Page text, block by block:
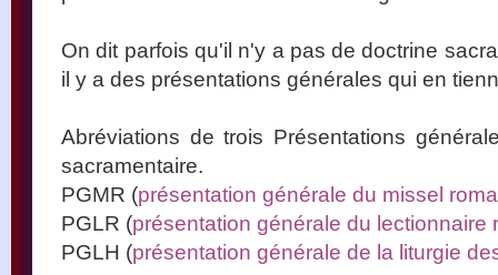
On dit parfois qu'il n'y a pas de doctrine
il y a des présentations générales qui en
Abréviations de trois Présentations
sacramentaire.
PGMR (présentation générale du missel
PGLR (présentation générale du lectionnaire
PGLH (présentation générale de la liturgie